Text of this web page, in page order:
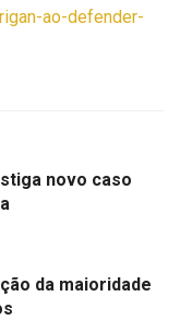
ao-defender-
novo caso
da maioridade